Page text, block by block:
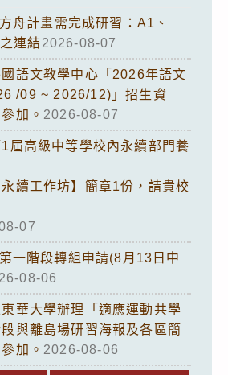
舟計畫需完成研習：A1、
連結2026-08-07
語文教學中心「2026年語文
/09 ~ 2026/12)」招生資
加。 2026-08-07
屆高級中等學校內永續部門養
續工作坊】簡章1份，請貴校
07
一階段轉組申請(8月13日中
08-06
華大學辦理「適應運動共學
與離島場研習海報及各區簡
加。 2026-08-06